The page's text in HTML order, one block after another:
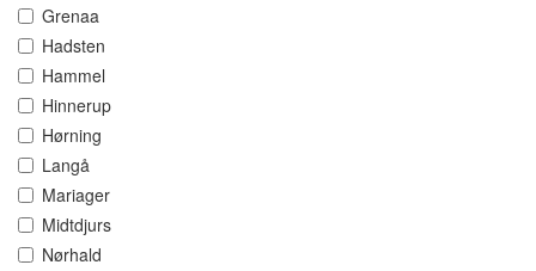
Grenaa
Hadsten
Hammel
Hinnerup
Hørning
Langå
Mariager
Midtdjurs
Nørhald